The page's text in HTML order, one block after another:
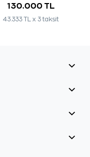
130.000 TL
43.333 TL x 3 taksit